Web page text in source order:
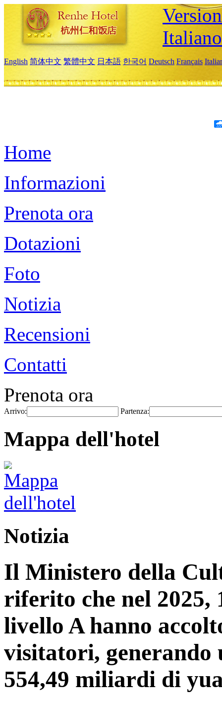
Italiano
English 简体中文 繁體中文 日本語 한국어 Deutsch Français
Home
Informazioni
Prenota ora
Dotazioni
Foto
Notizia
Recensioni
Contatti
Prenota ora
Arrivo: Partenza:
Mappa dell'hotel
Notizia
Il Ministero della
riferito che nel
livello A hanno
visitatori,
554,49 miliardi di